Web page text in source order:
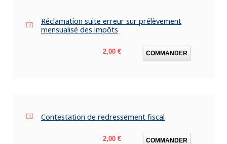
Réclamation suite erreur sur prélèvement
mensualisé des impôts
Prix
2,00 € COMMANDER
Contestation de redressement fiscal
Prix
2,00 € COMMANDER